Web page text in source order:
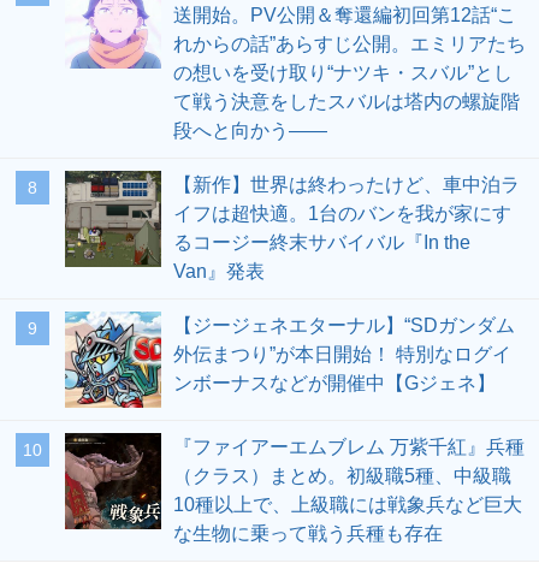
送開始。PV公開＆奪還編初回第12話“こ
れからの話”あらすじ公開。エミリアたち
の想いを受け取り“ナツキ・スバル”とし
て戦う決意をしたスバルは塔内の螺旋階
段へと向かう――
8
【新作】世界は終わったけど、車中泊ラ
イフは超快適。1台のバンを我が家にす
るコージー終末サバイバル『In the
Van』発表
9
【ジージェネエターナル】“SDガンダム
外伝まつり”が本日開始！ 特別なログイ
ンボーナスなどが開催中【Gジェネ】
10
『ファイアーエムブレム 万紫千紅』兵種
（クラス）まとめ。初級職5種、中級職
10種以上で、上級職には戦象兵など巨大
な生物に乗って戦う兵種も存在